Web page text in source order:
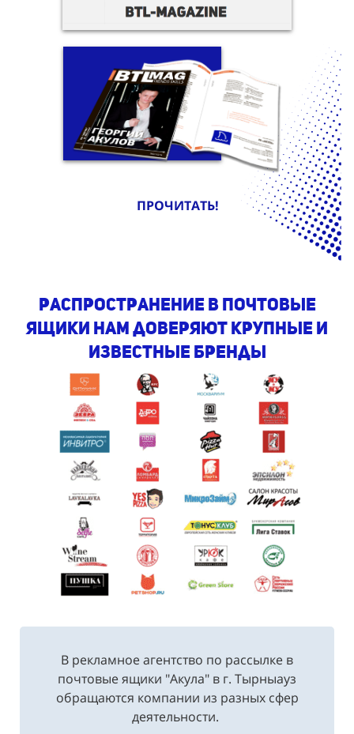
ПРОЧИТАТЬ!
Распространение в почтовые
ящики нам доверяют крупные и
известные бренды
В рекламное агентство по рассылке в
почтовые ящики "Акула" в г. Тырныауз
обращаются компании из разных сфер
деятельности.